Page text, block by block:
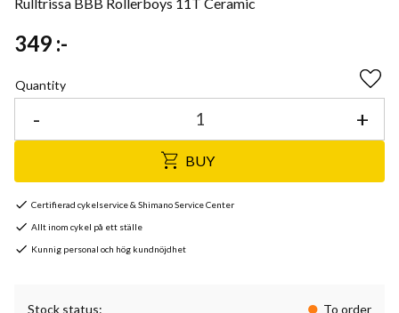
Rulltrissa BBB Rollerboys 11T Ceramic
349 :-
Quantity
+
-
BUY
Add
Certifierad cykelservice & Shimano Service Center
Allt inom cykel på ett ställe
Kunnig personal och hög kundnöjdhet
Stock status
To order